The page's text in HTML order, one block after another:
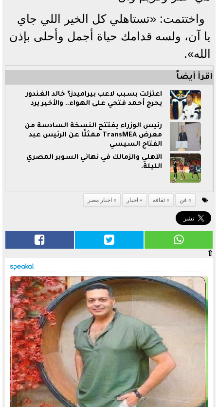
واختتمت: «تستاهلي كل الخير اللي جاي
يا آن، ولسه قدامك حياة أجمل وأحلى بإذن
الله».
اقرأ أيضاً
اعتزلت بسبب لاعب بيراميدز؟ خالد الغندور
يحرج أحمد فتحي على الهواء.. والأخير يرد
رئيس الوزراء يفتتح النسخة السادسة من
معرض TransMEA ممثلًا عن الرئيس عبد
الفتاح السيسي
الأهلي والزمالك في نهائي السوبر المصري
الليلة.
فن ثقافه اخبار اخبار مصر
⇧